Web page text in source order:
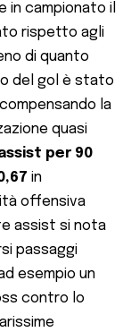
in campionato il
rispetto agli
di quanto
del gol è stato
la
quasi
per 90
in
offensiva
assist si nota
passaggi
esempio un
contro lo